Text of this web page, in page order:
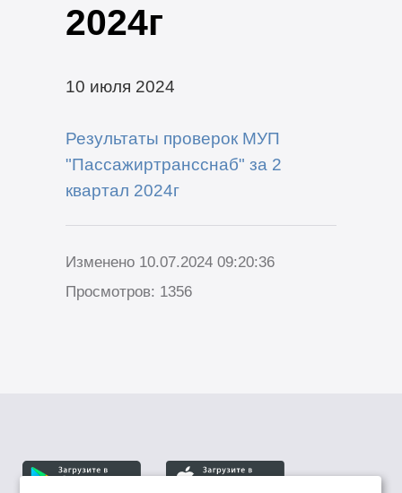
2024г
10 июля 2024
Результаты проверок МУП
"Пассажиртрансснаб" за 2
квартал 2024г
Изменено 10.07.2024 09:20:36
Просмотров: 1356